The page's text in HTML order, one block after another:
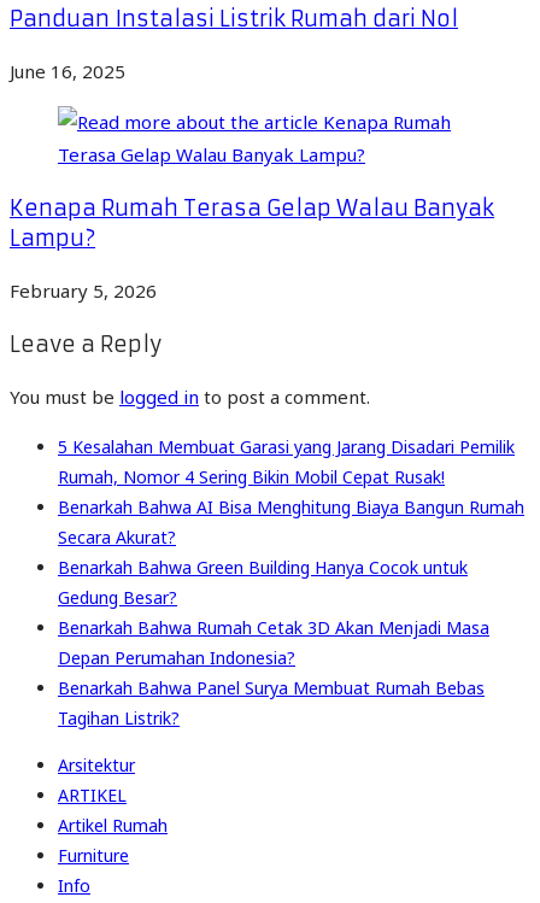
Panduan Instalasi Listrik Rumah dari Nol
June 16, 2025
Kenapa Rumah Terasa Gelap Walau Banyak
Lampu?
February 5, 2026
Leave a Reply
You must be logged in to post a comment.
5 Kesalahan Membuat Garasi yang Jarang Disadari Pemilik
Rumah, Nomor 4 Sering Bikin Mobil Cepat Rusak!
Benarkah Bahwa AI Bisa Menghitung Biaya Bangun Rumah
Secara Akurat?
Benarkah Bahwa Green Building Hanya Cocok untuk
Gedung Besar?
Benarkah Bahwa Rumah Cetak 3D Akan Menjadi Masa
Depan Perumahan Indonesia?
Benarkah Bahwa Panel Surya Membuat Rumah Bebas
Tagihan Listrik?
Arsitektur
ARTIKEL
Artikel Rumah
Furniture
Info